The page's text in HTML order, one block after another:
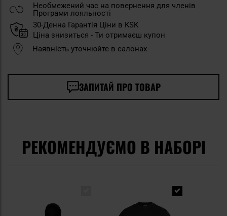
Необмежений час на повернення для членів
Програми лояльності
30-Денна Гарантія Ціни в KSK
Ціна знизиться - Ти отримаєш купон
Наявність уточнюйте в салонах
ЗАПИТАЙ ПРО ТОВАР
РЕКОМЕНДУЄМО В НАБОРІ